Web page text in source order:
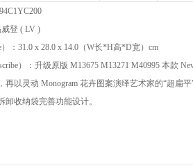
登 ( LV )
）：31.0 x 28.0 x 14.0（W长*H高*D宽）cm
）：升级原版 M13675 M13271 M40995 本款
再以灵动 Monogram 花卉图案演绎艺术家的“超扁
卸收纳袋完善功能设计。